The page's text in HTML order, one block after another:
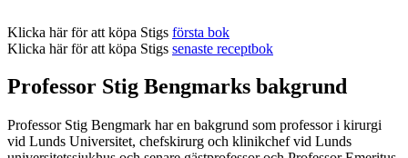
Klicka här för att köpa Stigs första bok
Klicka här för att köpa Stigs senaste receptbok
Professor Stig Bengmarks bakgrund
Professor Stig Bengmark har en bakgrund som professor i kirurgi
vid Lunds Universitet, chefskirurg och klinikchef vid Lunds